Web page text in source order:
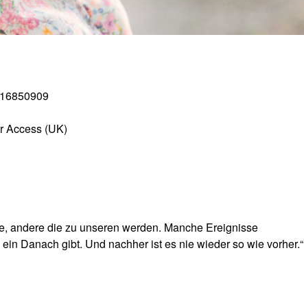
Access (UK)
andere die zu unseren werden. Manche Ereignisse
Danach gibt. Und nachher ist es nie wieder so wie vorher.“